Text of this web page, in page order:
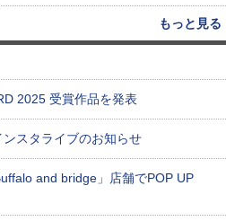
もっと見る
2025 受賞作品を発表
ンスタライブのお知らせ
and bridge」店舗でPOP UP